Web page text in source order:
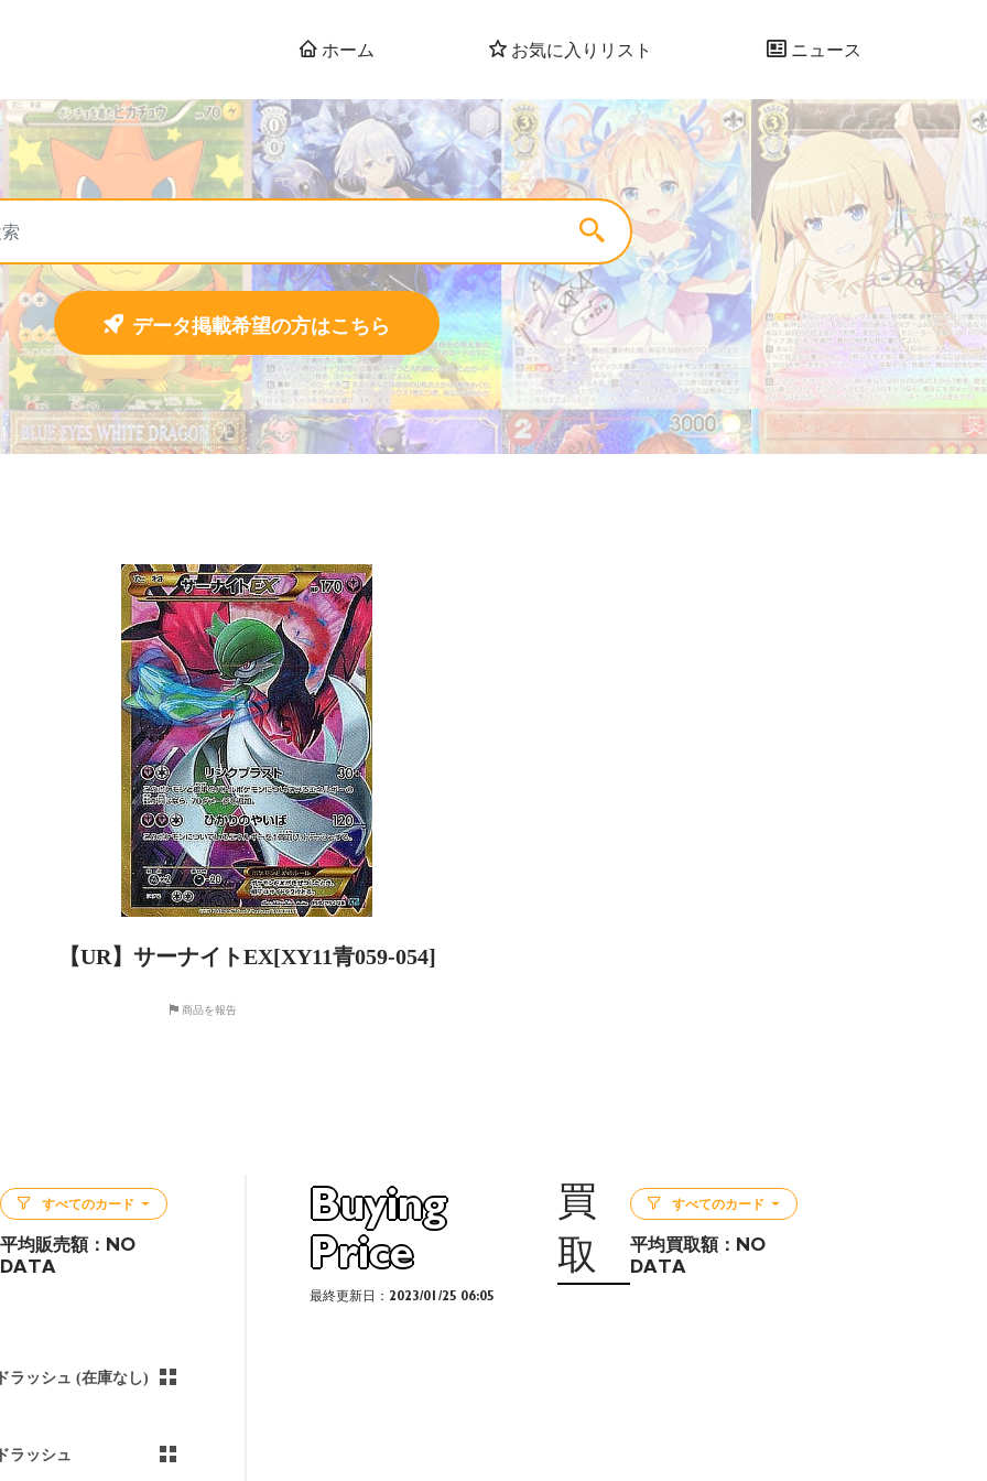
ホーム お気に入りリスト ニュース
データ掲載希望の方はこちら
【UR】サーナイトEX[XY11青059-054]
商品を報告
すべてのカード
平均販売額： NO
DATA
ラッシュ (在庫なし)
ラッシュ
Buying
Price
買
取
最終更新日：2023/01/25 06:05
すべてのカード
平均買取額： NO
DATA